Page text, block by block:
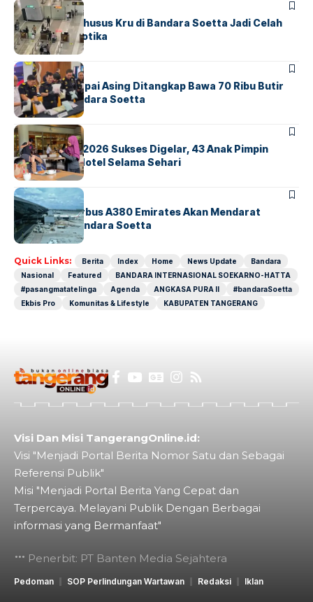
BANDARABERITA
Ketika Jalur Khusus Kru di Bandara Soetta Jadi Celah
Sindikat Narkotika
BANDARA BERITA
Kopilot Maskapai Asing Ditangkap Bawa 70 Ribu Butir
Ekstasi di Bandara Soetta
BERITAINDEX
GM For A Day 2026 Sukses Digelar, 43 Anak Pimpin
Operasional Hotel Selama Sehari
BANDARA BERITA
8 Agustus, Airbus A380 Emirates Akan Mendarat
Perdana di Bandara Soetta
Quick Links: Berita Index Home News Update
Bandara
Nasional
Featured
BANDARA INTERNASIONAL SOEKARNO-HATTA
#pasangmatatelinga
Agenda ANGKASA PURA II
#bandaraSoetta
Ekbis Pro
Komunitas & Lifestyle KABUPATEN TANGERANG
Visi Dan Misi TangerangOnline.id:
Visi "Menjadi Portal Berita Nomor Satu dan Sebagai
Referensi Publik"
Misi "Menjadi Portal Berita Yang Cepat dan
Terpercaya. Melayani Publik Dengan Berbagai
informasi yang Bermanfaat"
Penerbit: PT Banten Media Sejahtera
Pedoman SOP Perlindungan Wartawan Redaksi Iklan